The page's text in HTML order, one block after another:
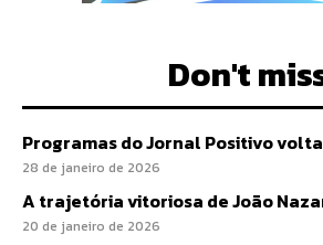
Don't
Programas do Jornal Positivo
28 de janeiro de 2026
A trajetória vitoriosa de João
20 de janeiro de 2026